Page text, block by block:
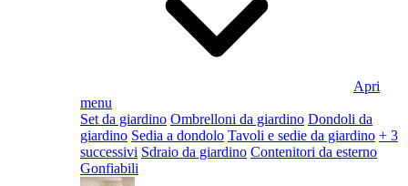
Apri
menu
Set da giardino Ombrelloni da giardino Dondoli da
giardino Sedia a dondolo Tavoli e sedie da giardino + 3
successivi Sdraio da giardino Contenitori da esterno
Gonfiabili